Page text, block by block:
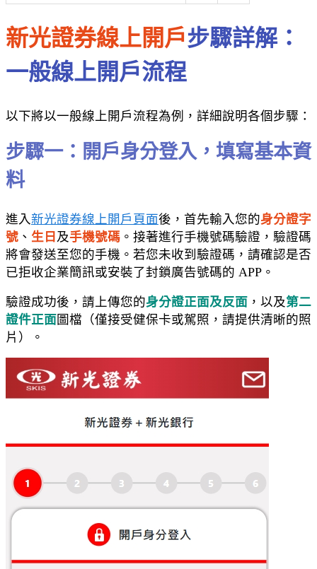
新光證券線上開戶步驟詳解：
一般線上開戶流程
以下將以一般線上開戶流程為例，詳細說明各個步驟：
步驟一：開戶身分登入，填寫基本資
料
進入新光證券線上開戶頁面後，首先輸入您的身分證字
號 、 生日 及手機號碼 。接著進行手機號碼驗證，驗證碼
將會發送至您的手機。若您未收到驗證碼，請確認是否
已拒收企業簡訊或安裝了封鎖廣告號碼的 APP。
驗證成功後，請上傳您的身分證正面及反面 ，以及第二
證件正面圖檔（僅接受健保卡或駕照，請提供清晰的照
片）。